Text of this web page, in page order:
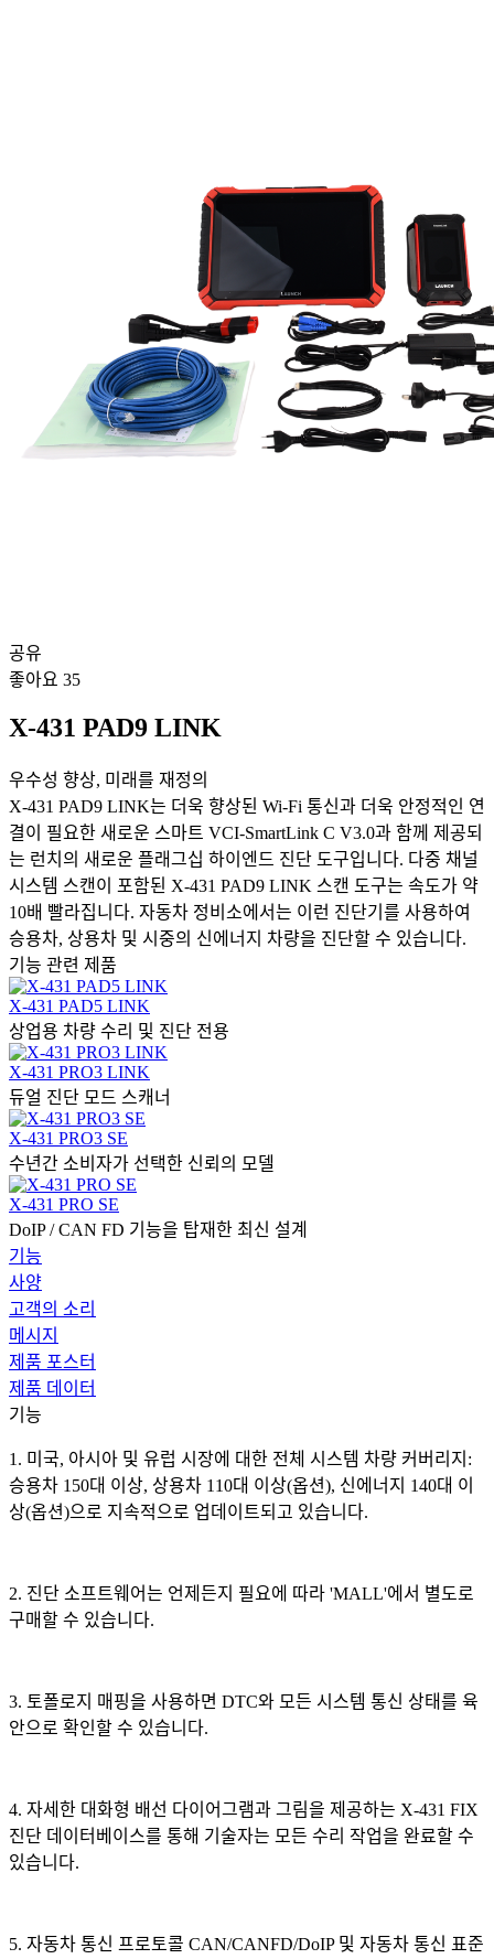
공유
좋아요 35
X-431 PAD9 LINK
우수성 향상, 미래를 재정의
X-431 PAD9 LINK는 더욱 향상된 Wi-Fi 통신과 더욱 안정적인 연
결이 필요한 새로운 스마트 VCI-SmartLink C V3.0과 함께 제공되
는 런치의 새로운 플래그십 하이엔드 진단 도구입니다. 다중 채널
시스템 스캔이 포함된 X-431 PAD9 LINK 스캔 도구는 속도가 약
10배 빨라집니다. 자동차 정비소에서는 이런 진단기를 사용하여
승용차, 상용차 및 시중의 신에너지 차량을 진단할 수 있습니다.
기능 관련 제품
X-431 PAD5 LINK
상업용 차량 수리 및 진단 전용
X-431 PRO3 LINK
듀얼 진단 모드 스캐너
X-431 PRO3 SE
수년간 소비자가 선택한 신뢰의 모델
X-431 PRO SE
DoIP / CAN FD 기능을 탑재한 최신 설계
기능
사양
고객의 소리
메시지
제품 포스터
제품 데이터
기능
1. 미국, 아시아 및 유럽 시장에 대한 전체 시스템 차량 커버리지:
승용차 150대 이상, 상용차 110대 이상(옵션), 신에너지 140대 이
상(옵션)으로 지속적으로 업데이트되고 있습니다.
2. 진단 소프트웨어는 언제든지 필요에 따라 'MALL'에서 별도로
구매할 수 있습니다.
3. 토폴로지 매핑을 사용하면 DTC와 모든 시스템 통신 상태를 육
안으로 확인할 수 있습니다.
4. 자세한 대화형 배선 다이어그램과 그림을 제공하는 X-431 FIX
진단 데이터베이스를 통해 기술자는 모든 수리 작업을 완료할 수
있습니다.
5. 자동차 통신 프로토콜 CAN/CANFD/DoIP 및 자동차 통신 표준